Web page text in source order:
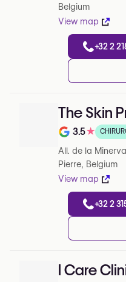
Belgium
View map
+32 2
The Skin
Note de 3.5
3.5★
All. de la
Pierre, Belgium
View map
+32 2
I Care